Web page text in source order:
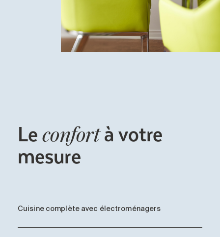
Leconfortà votre
mesure
Cuisine complète avec électroménagers